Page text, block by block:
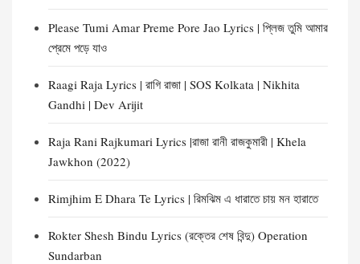
Please Tumi Amar Preme Pore Jao Lyrics | প্লিজ তুমি আমার
প্রেমে পড়ে যাও
Raagi Raja Lyrics | রাগি রাজা | SOS Kolkata | Nikhita
Gandhi | Dev Arijit
Raja Rani Rajkumari Lyrics |রাজা রানী রাজকুমারী | Khela
Jawkhon (2022)
Rimjhim E Dhara Te Lyrics | রিমঝিম এ ধারাতে চায় মন হারাতে
Rokter Shesh Bindu Lyrics (রক্তের শেষ বিন্দু) Operation
Sundarban